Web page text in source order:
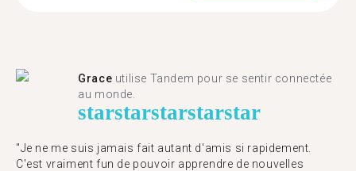
Grace utilise Tandem pour se sentir connectée
au monde.
starstarstarstarstar
"Je ne me suis jamais fait autant d'amis si rapidement.
C'est vraiment fun de pouvoir apprendre de nouvelles